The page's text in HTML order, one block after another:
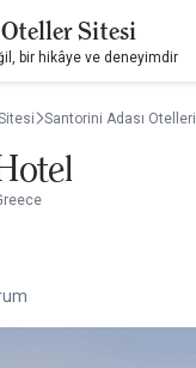
Sitesi
bir hikâye ve deneyimdir
Santorini Adası Otelleri